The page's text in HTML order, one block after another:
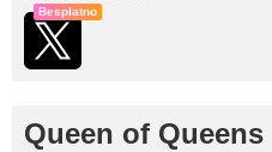
Besplatno
Queen of Queens